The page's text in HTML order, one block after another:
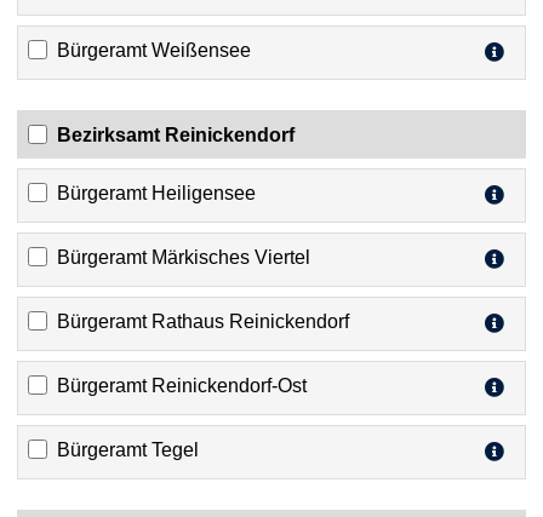
Bürgeramt Weißensee
Bezirksamt Reinickendorf
Bürgeramt Heiligensee
Bürgeramt Märkisches Viertel
Bürgeramt Rathaus Reinickendorf
Bürgeramt Reinickendorf-Ost
Bürgeramt Tegel